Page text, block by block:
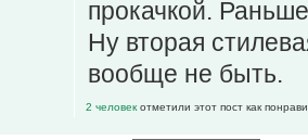
прокачкой.
Ну вторая
вообще не быть.
2 человек отметили этот пост как